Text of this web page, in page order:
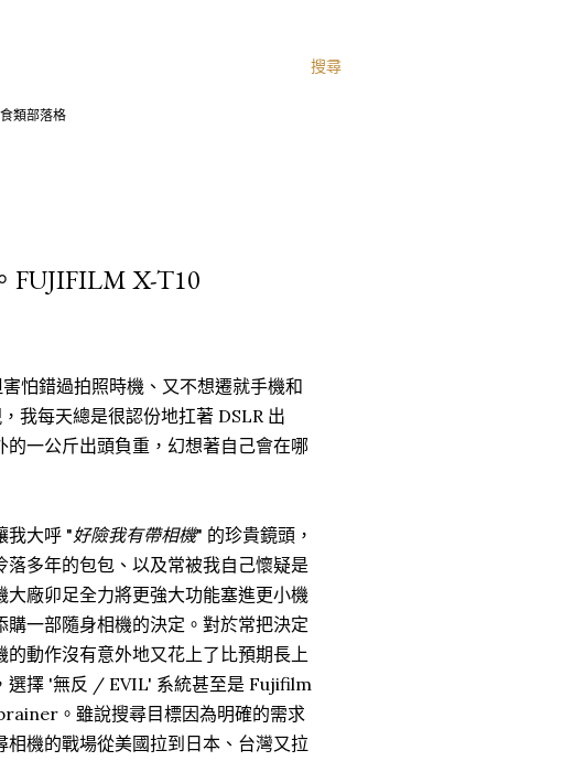
搜尋
類部落格
FUJIFILM X-T10
怕錯過拍照時機、又不想遷就手機和
每天總是很認份地扛著 DSLR 出
一公斤出頭負重，幻想著自己會在哪
我大呼 "好險我有帶相機" 的珍貴鏡頭，
多年的包包、以及常被我自己懷疑是
廠卯足全力將更強大功能塞進更小機
一部隨身相機的決定。對於常把決定
動作沒有意外地又花上了比預期長上
選擇 '無反 / EVIL' 系統甚至是 Fujifilm
。雖說搜尋目標因為明確的需求
機的戰場從美國拉到日本、台灣又拉